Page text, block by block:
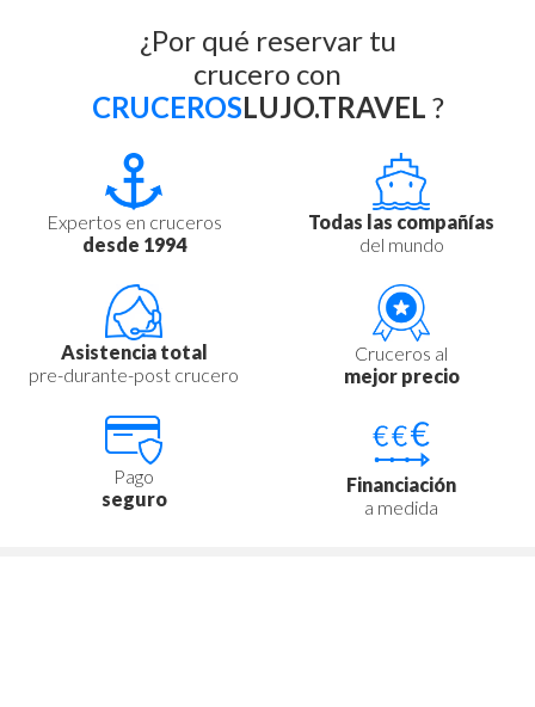
¿Por qué reservar tu
crucero con
CRUCEROSLUJO.TRAVEL ?
Expertos en cruceros
desde 1994
Todas las compañías
del mundo
Asistencia total
pre-durante-post crucero
Cruceros al
mejor precio
Pago
seguro
Financiación
a medida